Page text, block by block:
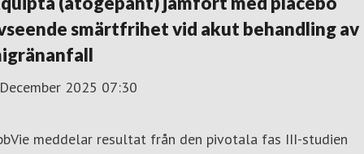
smärtfrihet vid akut behandling av
2025 07:30
meddelar resultat från den pivotala fas III-studien